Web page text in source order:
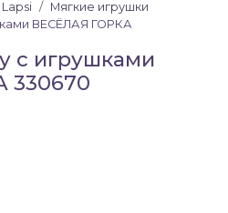
Мягкие игрушки
ВЕСЁЛАЯ ГОРКА
с игрушками
330670